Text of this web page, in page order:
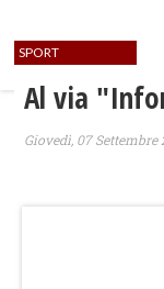
SPORT
Al via
Giovedì, 07 Settembre